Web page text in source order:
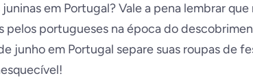
em Portugal? Vale a pena lembrar que
pelos portugueses na época do
junho em Portugal separe suas roupas de